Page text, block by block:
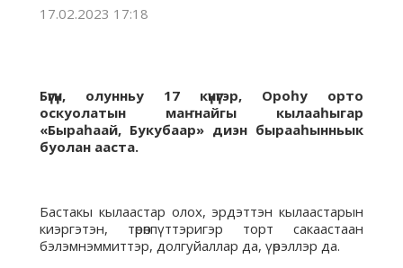
17.02.2023 17:18
Бүгүн, олунньу 17 күнүгэр, Ороһу орто
оскуолатын маҥнайгы кылааһыгар
«Быраһаай, Букубаар» диэн бырааһынньык
буолан ааста.
Бастакы кылаастар олох, эрдэттэн кылаастарын
киэргэтэн, төрөппүттэригэр торт сакаастаан
бэлэмнэммиттэр, долгуйаллар да, үөрэллэр да.